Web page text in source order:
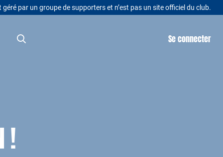
géré par un groupe de supporters et n’est pas un site officiel du club.
Se connecter
!